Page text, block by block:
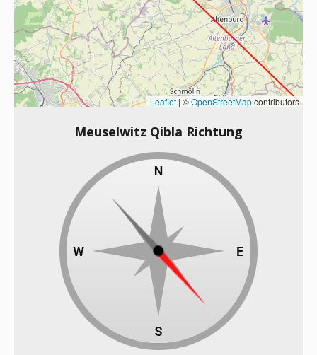
Leaflet | ©OpenStreetMapcontributors
Meuselwitz Qibla Richtung